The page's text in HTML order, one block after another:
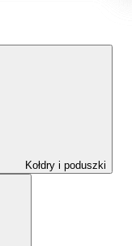
Kołdry i poduszki